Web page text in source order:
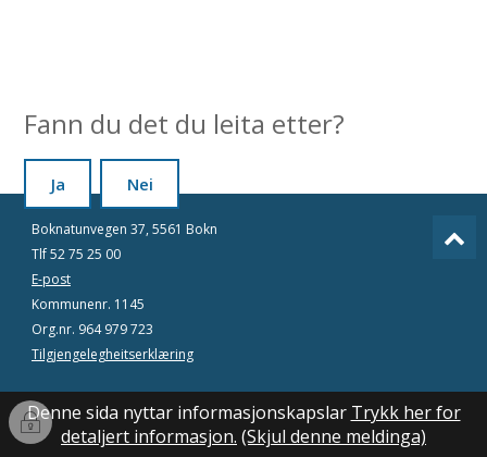
Fann du det du leita etter?
Ja Nei
Boknatunvegen 37, 5561 Bokn
Tlf 52 75 25 00
E-post
Kommunenr. 1145
Org.nr. 964 979 723
Tilgjengelegheitserklæring
Innlogging
Denne sida nyttar informasjonskapslar Trykk her for
detaljert informasjon. (Skjul denne meldinga)